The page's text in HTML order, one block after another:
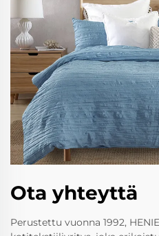
Ota yhteyttä
Perustettu vuonna 1992,